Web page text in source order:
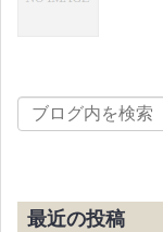
最近の投稿